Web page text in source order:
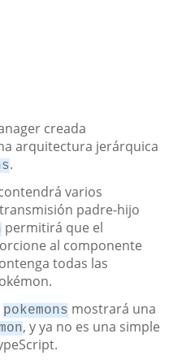
creada
arquitectura jerárquica
.
varios
padre-hijo
permitirá que el
al componente
todas las
pokemons mostrará una
, y ya no es una simple